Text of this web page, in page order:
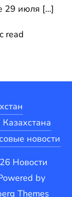
29 июля […]
read
новости
Новости
by
Themes